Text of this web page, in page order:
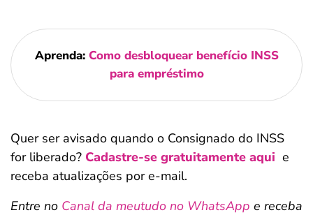
Aprenda: Como desbloquear benefício INSS
para empréstimo
Quer ser avisado quando o Consignado do INSS
for liberado? Cadastre-se gratuitamente aqui e
receba atualizações por e-mail.
Entre no Canal da meutudo no WhatsApp e receba